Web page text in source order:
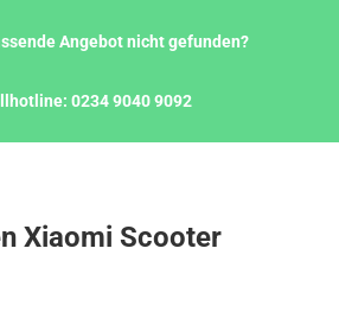
Angebot nicht gefunden?
0234 9040 9092
Xiaomi Scooter